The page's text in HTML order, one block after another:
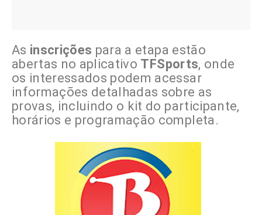
As inscrições para a etapa estão
abertas no aplicativo TFSports, onde
os interessados podem acessar
informações detalhadas sobre as
provas, incluindo o kit do participante,
horários e programação completa.